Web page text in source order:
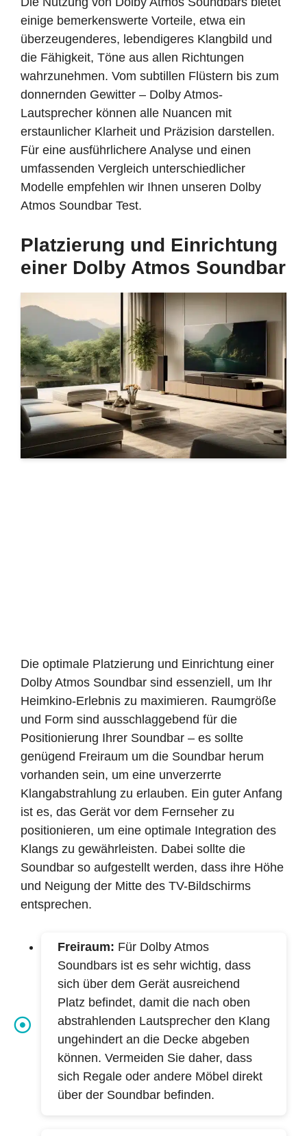
einige bemerkenswerte Vorteile, etwa ein
überzeugenderes, lebendigeres Klangbild und
die Fähigkeit, Töne aus allen Richtungen
wahrzunehmen. Vom subtillen Flüstern bis zum
donnernden Gewitter – Dolby Atmos-
Lautsprecher können alle Nuancen mit
erstaunlicher Klarheit und Präzision darstellen.
Für eine ausführlichere Analyse und einen
umfassenden Vergleich unterschiedlicher
Modelle empfehlen wir Ihnen unseren Dolby
Atmos Soundbar Test.
Platzierung und Einrichtung
einer Dolby Atmos Soundbar
Die optimale Platzierung und Einrichtung einer
Dolby Atmos Soundbar sind essenziell, um Ihr
Heimkino-Erlebnis zu maximieren. Raumgröße
und Form sind ausschlaggebend für die
Positionierung Ihrer Soundbar – es sollte
genügend Freiraum um die Soundbar herum
vorhanden sein, um eine unverzerrte
Klangabstrahlung zu erlauben. Ein guter Anfang
ist es, das Gerät vor dem Fernseher zu
positionieren, um eine optimale Integration des
Klangs zu gewährleisten. Dabei sollte die
Soundbar so aufgestellt werden, dass ihre Höhe
und Neigung der Mitte des TV-Bildschirms
entsprechen.
Freiraum: Für Dolby Atmos
Soundbars ist es sehr wichtig, dass
sich über dem Gerät ausreichend
Platz befindet, damit die nach oben
abstrahlenden Lautsprecher den Klang
ungehindert an die Decke abgeben
können. Vermeiden Sie daher, dass
sich Regale oder andere Möbel direkt
über der Soundbar befinden.